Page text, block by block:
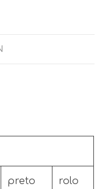
preto rolo